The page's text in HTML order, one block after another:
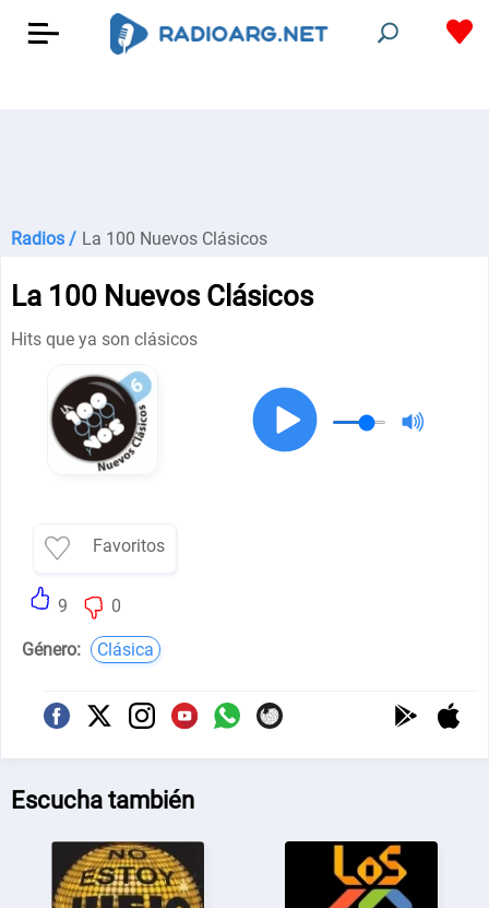
Radios / La 100 Nuevos Clásicos
La 100 Nuevos Clásicos
Hits que ya son clásicos
Favoritos
9 0
Género: Clásica
Escucha también